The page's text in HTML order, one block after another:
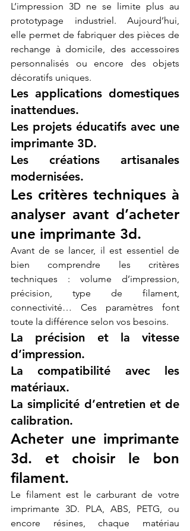
L’impression 3D ne se limite plus au
prototypage industriel. Aujourd’hui,
elle permet de fabriquer des pièces de
rechange à domicile, des accessoires
personnalisés ou encore des objets
décoratifs uniques.
Les applications domestiques
inattendues.
Les projets éducatifs avec une
imprimante 3D.
Les créations artisanales
modernisées.
Les critères techniques à
analyser avant d’acheter
une imprimante 3d.
Avant de se lancer, il est essentiel de
bien comprendre les critères
techniques : volume d’impression,
précision, type de filament,
connectivité… Ces paramètres font
toute la différence selon vos besoins.
La précision et la vitesse
d’impression.
La compatibilité avec les
matériaux.
La simplicité d’entretien et de
calibration.
Acheter une imprimante
3d. et choisir le bon
filament.
Le filament est le carburant de votre
imprimante 3D. PLA, ABS, PETG, ou
encore résines, chaque matériau